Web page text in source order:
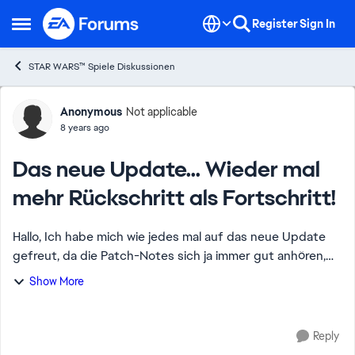
Open Side Menu
Skip to content RegisterSign In
STAR WARS™ Spiele Diskussionen
Forum Discussion
Anonymous Not applicable
8 years ago
Das neue Update... Wieder mal
mehr Rückschritt als Fortschritt!
Hallo, Ich habe mich wie jedes mal auf das neue Update
gefreut, da die Patch-Notes sich ja immer gut anhören,
aber das war es dann auch schon wieder. Denn wenn das
Show More
Reply